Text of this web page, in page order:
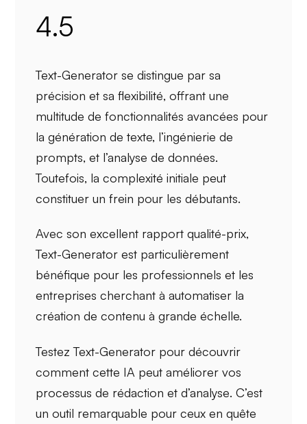
4.5
Text-Generator se distingue par sa
précision et saflexibilité, offrant une
multitude de fonctionnalités avancées pour
la génération de texte, l’ingénierie de
prompts, et l’analyse de données.
Toutefois, lacomplexité initiale peut
constituer un frein pour les débutants.
Avec son excellent rapport qualité-prix,
Text-Generator est particulièrement
bénéfique pour les professionnels et les
entreprises cherchant à automatiser la
création de contenu à grande échelle.
Testez Text-Generator pour découvrir
comment cette IA peut améliorer vos
processus de rédaction etd’analyse. C’est
un outil remarquable pour ceux en quête